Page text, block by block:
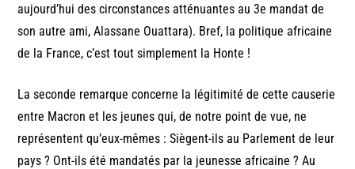
aujourd’hui des circonstances atténuantes au 3e mandat de
son autre ami, Alassane Ouattara). Bref, la politique africaine
de la France, c’est tout simplement la Honte !
La seconde remarque concerne la légitimité de cette causerie
entre Macron et les jeunes qui, de notre point de vue, ne
représentent qu’eux-mêmes : Siègent-ils au Parlement de leur
pays ? Ont-ils été mandatés par la jeunesse africaine ? Au